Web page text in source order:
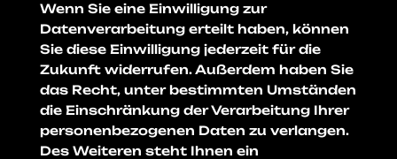
Wenn Sie eine Einwilligung zur
Datenverarbeitung erteilt haben, können
Sie diese Einwilligung jederzeit für die
Zukunft widerrufen. Außerdem haben Sie
das Recht, unter bestimmten Umständen
die Einschränkung der Verarbeitung Ihrer
personenbezogenen Daten zu verlangen.
Des Weiteren steht Ihnen ein